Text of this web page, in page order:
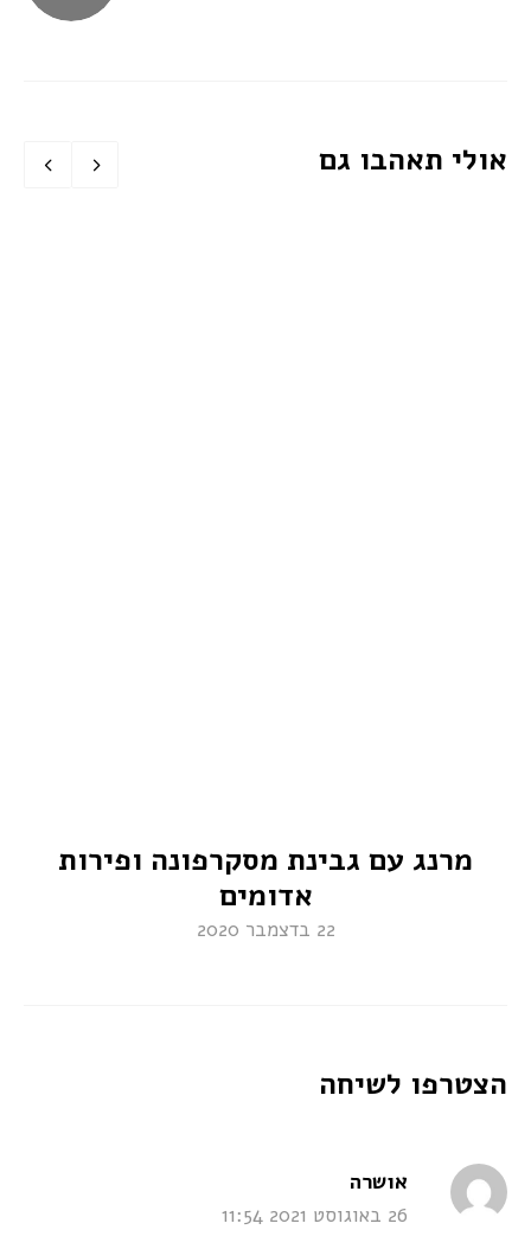
אולי תאהבו גם
מרנג עם גבינת מסקרפונה ופירות
אדומים
22 בדצמבר 2020
הצטרפו לשיחה
אושרה
26 באוגוסט 2021 11:54